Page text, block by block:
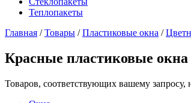
Теплопакеты
Главная /Товары /Пластиковые окна /
Красные пластиковые окна
Товаров, соответствующих вашему запросу,